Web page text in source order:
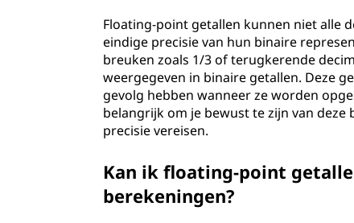
Floating-point getallen kunnen niet alle
eindige precisie van hun binaire
breuken zoals 1/3 of terugkerende
weergegeven in binaire getallen. Deze
gevolg hebben wanneer ze worden
belangrijk om je bewust te zijn van
precisie vereisen.
Kan ik floating-point
berekeningen?